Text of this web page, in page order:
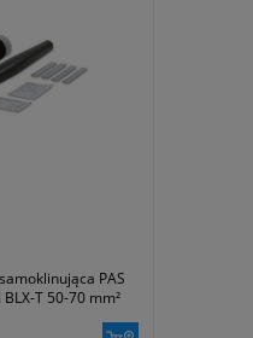
PAS
BLX-T 50-70 mm²